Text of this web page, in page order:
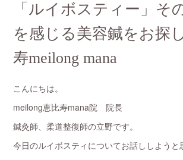
「ルイボスティー」そ
を感じる美容鍼をお探
寿meilong mana
こんにちは。
meilong恵比寿mana院 院長
鍼灸師、柔道整復師の立野です。
今日のルイボスティについてお話ししようと